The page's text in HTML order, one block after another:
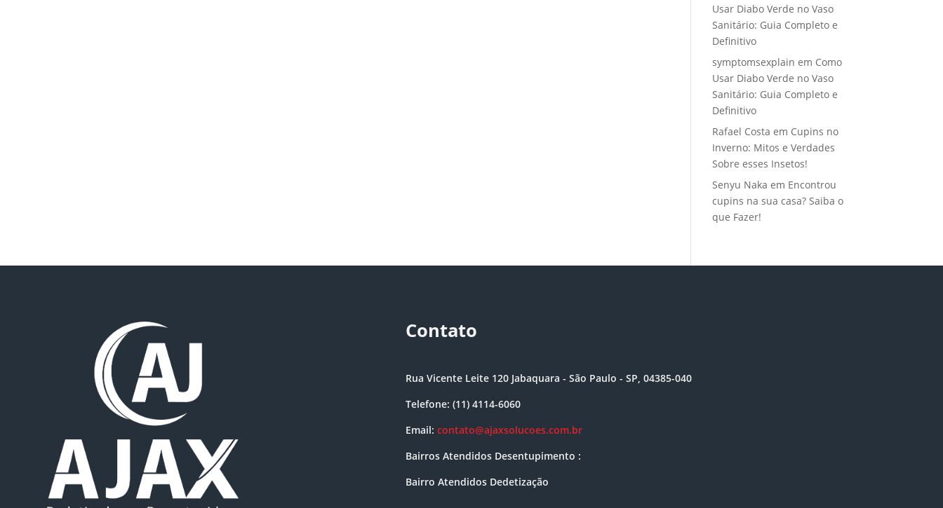
Usar Diabo Verde no Vaso
Sanitário: Guia Completo e
Definitivo
symptomsexplain em Como
Usar Diabo Verde no Vaso
Sanitário: Guia Completo e
Definitivo
Rafael Costa em Cupins no
Inverno: Mitos e Verdades
Sobre esses Insetos!
Senyu Naka em Encontrou
cupins na sua casa? Saiba o
que Fazer!
Contato
Rua Vicente Leite 120 Jabaquara - São Paulo - SP, 04385-040
Telefone: (11) 4114-6060
Email: contato@ajaxsolucoes.com.br
Bairros Atendidos Desentupimento :
Bairro Atendidos Dedetização